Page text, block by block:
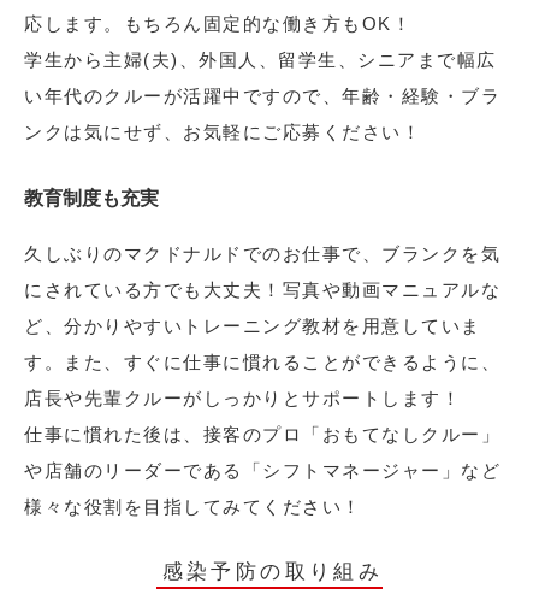
応します。もちろん固定的な働き方もOK！
学生から主婦(夫)、外国人、留学生、シニアまで幅広
い年代のクルーが活躍中ですので、年齢・経験・ブラ
ンクは気にせず、お気軽にご応募ください！
教育制度も充実
久しぶりのマクドナルドでのお仕事で、ブランクを気
にされている方でも大丈夫！写真や動画マニュアルな
ど、分かりやすいトレーニング教材を用意していま
す。また、すぐに仕事に慣れることができるように、
店長や先輩クルーがしっかりとサポートします！
仕事に慣れた後は、接客のプロ「おもてなしクルー」
や店舗のリーダーである「シフトマネージャー」など
様々な役割を目指してみてください！
感染予防の取り組み